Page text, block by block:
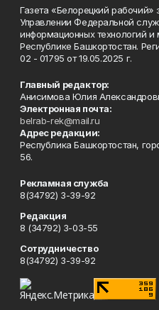
Газета «Белорецкий рабочий»
Управлении Федеральной
информационных технологий
Республике Башкортостан.
02 - 01795 от 19.05.2025 г.
Главный редактор:
Анисимова Юлия
Электронная почта:
belrab-rek@mail.ru
Адрес редакции:
Республика Башкортостан,
56.
Рекламная служба
8(34792) 3-39-92
Редакция
8 (34792) 3-03-55
Сотрудничество
8(34792) 3-39-92